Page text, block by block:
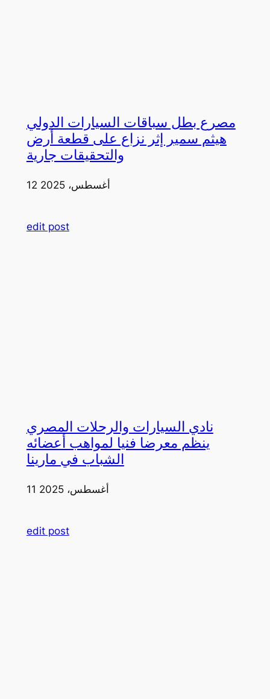
مصرع بطل سباقات السيارات الدولي
هيثم سمير إثر نزاع على قطعة أرض
والتحقيقات جارية
12 أغسطس، 2025
edit post
نادي السيارات والرحلات المصري
ينظم معرضا فنيا لمواهب أعضائه
الشباب في مارينا
11 أغسطس، 2025
edit post